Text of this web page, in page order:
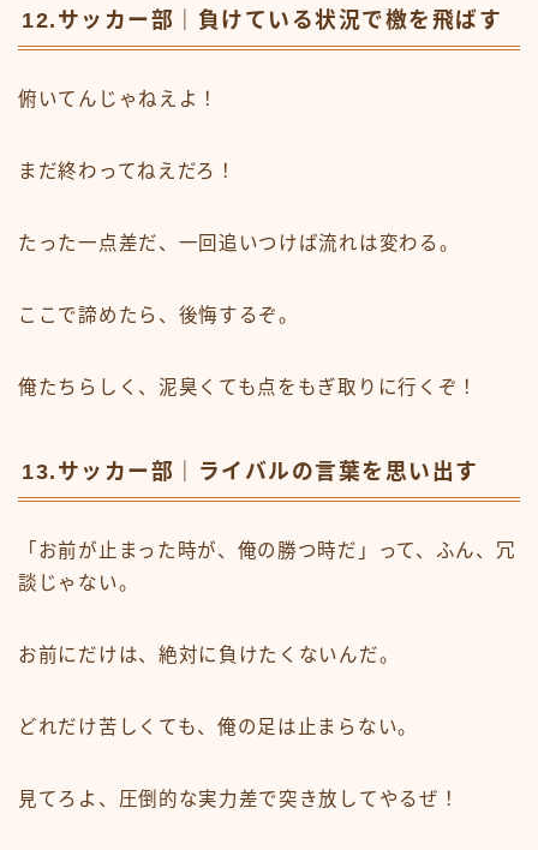
12.サッカー部｜負けている状況で檄を飛ばす
俯いてんじゃねえよ！
まだ終わってねえだろ！
たった一点差だ、一回追いつけば流れは変わる。
ここで諦めたら、後悔するぞ。
俺たちらしく、泥臭くても点をもぎ取りに行くぞ！
13.サッカー部｜ライバルの言葉を思い出す
「お前が止まった時が、俺の勝つ時だ」って、ふん、冗
談じゃない。
お前にだけは、絶対に負けたくないんだ。
どれだけ苦しくても、俺の足は止まらない。
見てろよ、圧倒的な実力差で突き放してやるぜ！